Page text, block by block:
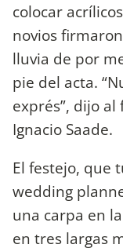
colocar
novios
lluvia de por
pie del acta.
exprés”, dijo
Ignacio Saade.
El festejo, que
wedding
una carpa en
en tres largas